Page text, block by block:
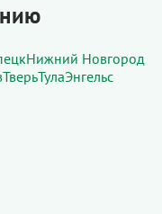
Нижний Новгород
ТверьТулаЭнгельс